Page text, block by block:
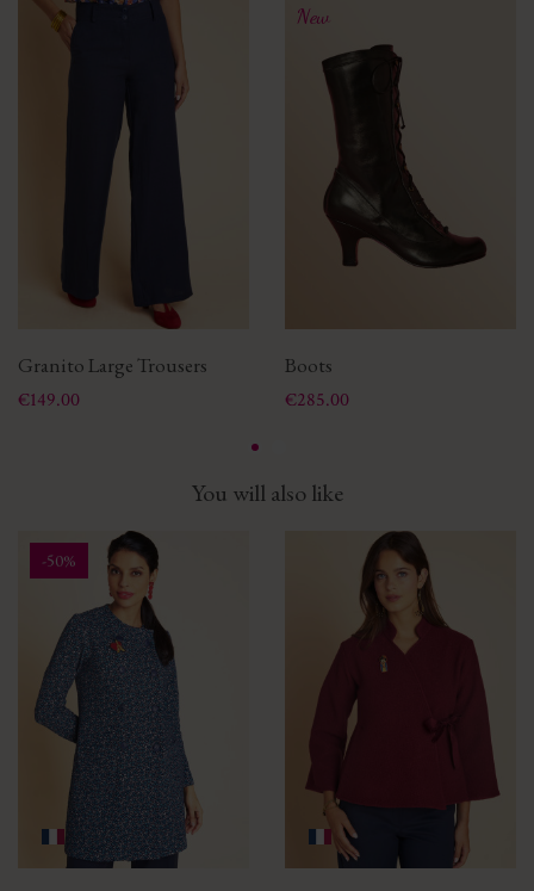
Granito Large Trousers
Price
€149.00
New
Boots
Price
€285.00
You will also like
-50%